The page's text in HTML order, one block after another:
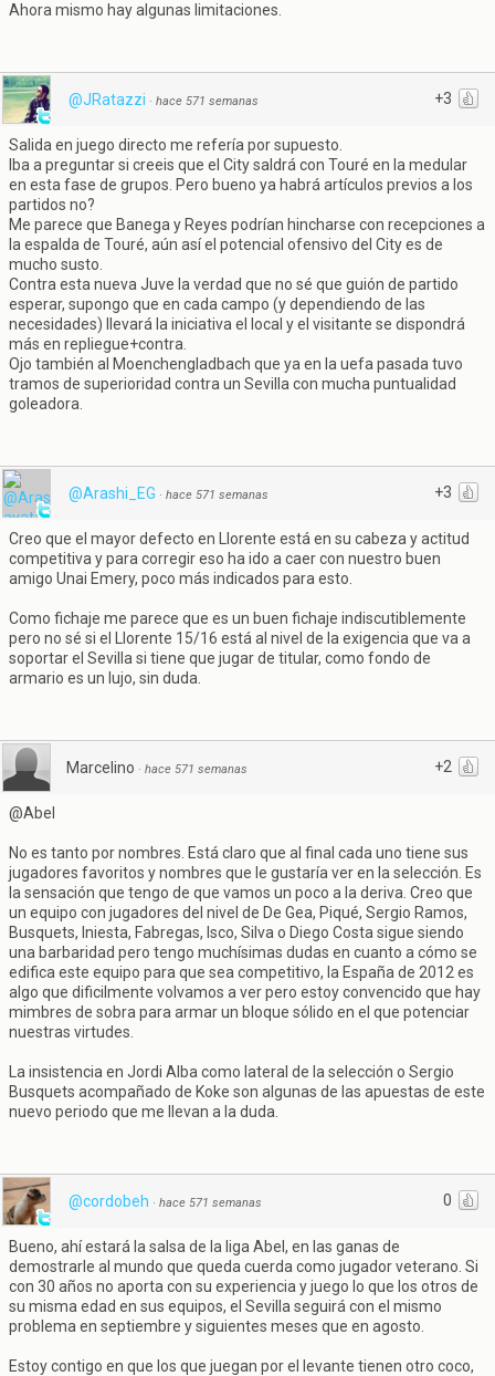
Ahora mismo hay algunas limitaciones.
+3
@JRatazzi · hace 571 semanas
Salida en juego directo me refería por supuesto.
Iba a preguntar si creeis que el City saldrá con Touré en la medular
en esta fase de grupos. Pero bueno ya habrá artículos previos a los
partidos no?
Me parece que Banega y Reyes podrían hincharse con recepciones a
la espalda de Touré, aún así el potencial ofensivo del City es de
mucho susto.
Contra esta nueva Juve la verdad que no sé que guión de partido
esperar, supongo que en cada campo (y dependiendo de las
necesidades) llevará la iniciativa el local y el visitante se dispondrá
más en repliegue+contra.
Ojo también al Moenchengladbach que ya en la uefa pasada tuvo
tramos de superioridad contra un Sevilla con mucha puntualidad
goleadora.
+3
@Arashi_EG · hace 571 semanas
Creo que el mayor defecto en Llorente está en su cabeza y actitud
competitiva y para corregir eso ha ido a caer con nuestro buen
amigo Unai Emery, poco más indicados para esto.
Como fichaje me parece que es un buen fichaje indiscutiblemente
pero no sé si el Llorente 15/16 está al nivel de la exigencia que va a
soportar el Sevilla si tiene que jugar de titular, como fondo de
armario es un lujo, sin duda.
+2
Marcelino · hace 571 semanas
@Abel
No es tanto por nombres. Está claro que al final cada uno tiene sus
jugadores favoritos y nombres que le gustaría ver en la selección. Es
la sensación que tengo de que vamos un poco a la deriva. Creo que
un equipo con jugadores del nivel de De Gea, Piqué, Sergio Ramos,
Busquets, Iniesta, Fabregas, Isco, Silva o Diego Costa sigue siendo
una barbaridad pero tengo muchísimas dudas en cuanto a cómo se
edifica este equipo para que sea competitivo, la España de 2012 es
algo que dificilmente volvamos a ver pero estoy convencido que hay
mimbres de sobra para armar un bloque sólido en el que potenciar
nuestras virtudes.
La insistencia en Jordi Alba como lateral de la selección o Sergio
Busquets acompañado de Koke son algunas de las apuestas de este
nuevo periodo que me llevan a la duda.
0
@cordobeh · hace 571 semanas
Bueno, ahí estará la salsa de la liga Abel, en las ganas de
demostrarle al mundo que queda cuerda como jugador veterano. Si
con 30 años no aporta con su experiencia y juego lo que los otros de
su misma edad en sus equipos, el Sevilla seguirá con el mismo
problema en septiembre y siguientes meses que en agosto.
Estoy contigo en que los que juegan por el levante tienen otro coco,